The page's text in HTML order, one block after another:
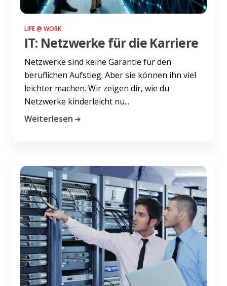
LIFE @ WORK
IT: Netzwerke für die Karriere
Netzwerke sind keine Garantie für den
beruflichen Aufstieg. Aber sie können ihn viel
leichter machen. Wir zeigen dir, wie du
Netzwerke kinderleicht nu...
Weiterlesen